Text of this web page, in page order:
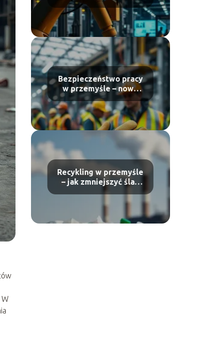
produkcję?
Bezpieczeństwo pracy
w przemyśle – nowe
technologie w ochronie
pracowników
Recykling w przemyśle
– jak zmniejszyć ślad
węglowy produkcji?